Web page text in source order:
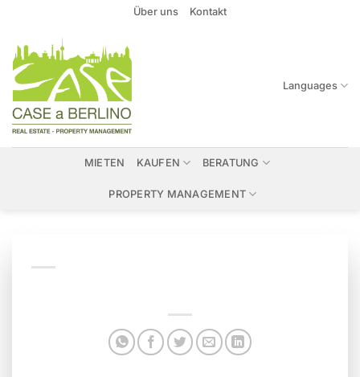
springen
Über uns Kontakt
Languages
MIETEN KAUFEN BERATUNG
PROPERTY MANAGEMENT